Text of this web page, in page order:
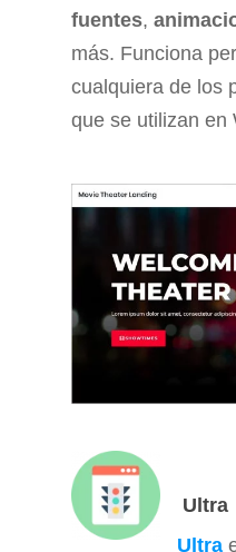
fuentes,
más. Funciona
cualquiera de los
que se utilizan en
Ultra
Ultra